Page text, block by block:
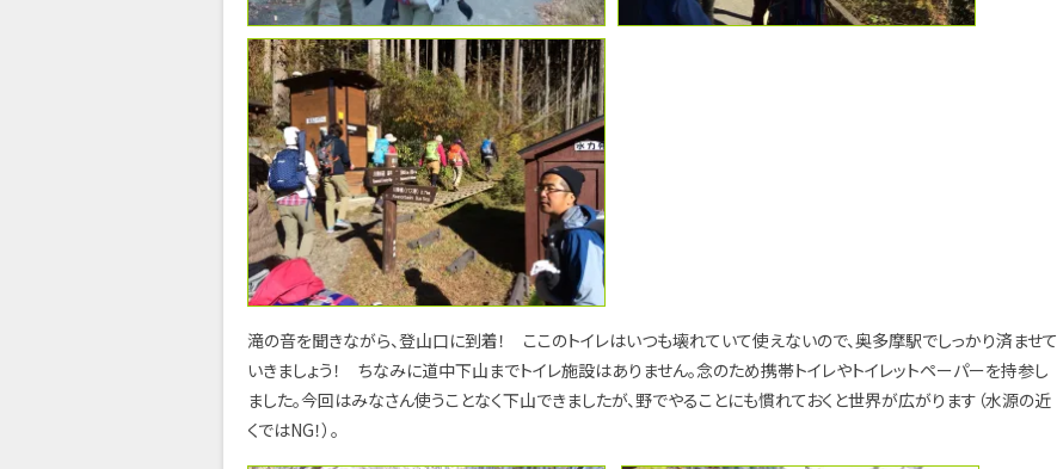
滝の音を聞きながら、登山口に到着！ ここのトイレはいつも壊れていて使えないので、奥多摩駅でしっかり済ませて
いきましょう！ ちなみに道中下山までトイレ施設はありません。念のため携帯トイレやトイレットペーパーを持参し
ました。今回はみなさん使うことなく下山できましたが、野でやることにも慣れておくと世界が広がります（水源の近
くではNG！）。